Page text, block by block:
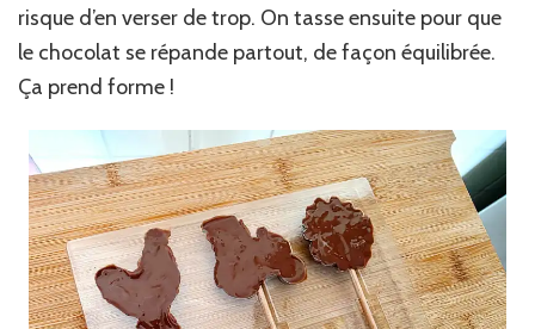
risque d’en verser de trop. On tasse ensuite pour que
le chocolat se répande partout, de façon équilibrée.
Ça prend forme !